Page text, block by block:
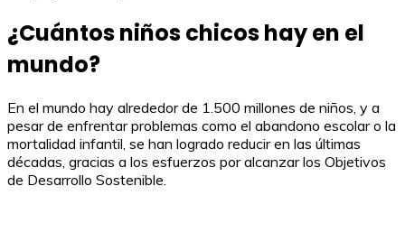
¿Cuántos niños chicos hay en el
mundo?
En el mundo hay alrededor de 1.500 millones de niños, y a
pesar de enfrentar problemas como el abandono escolar o la
mortalidad infantil, se han logrado reducir en las últimas
décadas, gracias a los esfuerzos por alcanzar los Objetivos
de Desarrollo Sostenible.